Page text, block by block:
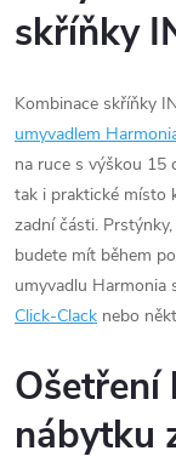
skříňky
Kombinace skříňky
umyvadlem
na ruce s výškou 15
tak i praktické místo
zadní části.
budete mít během
umyvadlu Harmonia
Click-Clack nebo
Ošetření
nábytku